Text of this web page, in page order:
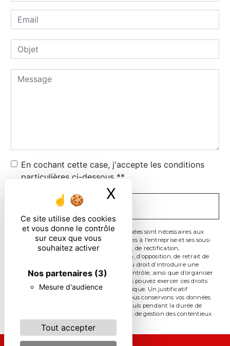
Ce site utilise des cookies
et vous donne le contrôle
sur ceux que vous
souhaitez activer
Nos partenaires (3)
Mesure d'audience
Tout accepter
X Masquer le
En cochant cette case, j'accepte les conditions
particulières ci-dessous **
** Les données personnelles communiquées sont nécessaires aux
fins de vous contacter. Elles sont destinées à l'entreprise et ses sous-
traitants. Vous disposez de droits d’accès, de rectification,
d’effacement, de portabilité, de limitation, d’opposition, de retrait de
votre consentement à tout moment et du droit d’introduire une
réclamation auprès d’une autorité de contrôle, ainsi que d’organiser
le sort de vos données post-mortem. Vous pouvez exercer ces droits
par voie postale ou par courrier électronique. Un justificatif
d'identité pourra vous être demandé. Nous conservons vos données
pendant la période de prise de contact puis pendant la durée de
prescription légale aux fins probatoire et de gestion des contentieux.